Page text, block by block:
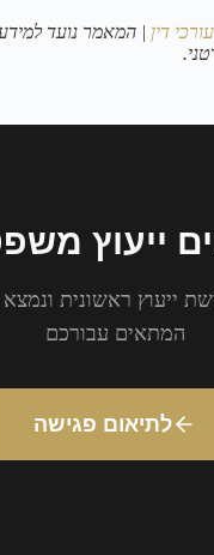
דין | המאמר נועד למידע
ייעוץ
ייעוץ ראשונית
המתאים עבורכם
לתיאום פגישה